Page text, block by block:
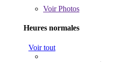
VoirPhotos
Heures normales
Voir tout